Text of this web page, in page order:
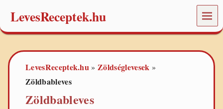
LevesReceptek.hu
v
e
MEN
Ü
LevesReceptek.hu» Zöldséglevesek »
Zöldbableves
Zöldbableves